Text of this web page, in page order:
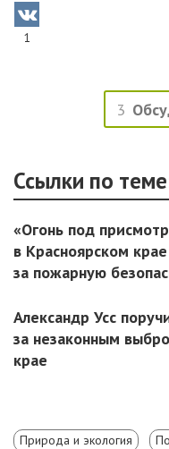
1
3
Ссылки по
«Огонь под
в Красноярском
за пожарную
Александр Усс
за незаконным
крае
Природа и экология